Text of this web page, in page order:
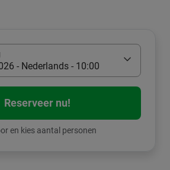
- Nederlands - 10:00
Reserveer nu!
en kies aantal personen